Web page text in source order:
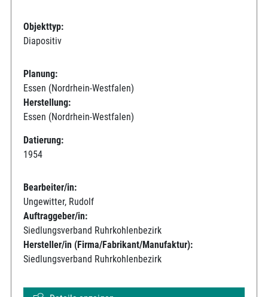
Objekttyp:
Diapositiv
Planung:
Essen (Nordrhein-Westfalen)
Herstellung:
Essen (Nordrhein-Westfalen)
Datierung:
1954
Bearbeiter/in:
Ungewitter, Rudolf
Auftraggeber/in:
Siedlungsverband Ruhrkohlenbezirk
Hersteller/in (Firma/Fabrikant/Manufaktur):
Siedlungsverband Ruhrkohlenbezirk